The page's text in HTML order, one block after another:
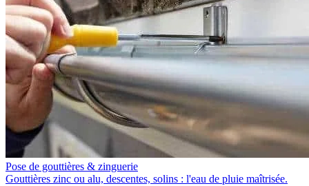
Pose de gouttières & zinguerie
Gouttières zinc ou alu, descentes, solins : l'eau de pluie maîtrisée.